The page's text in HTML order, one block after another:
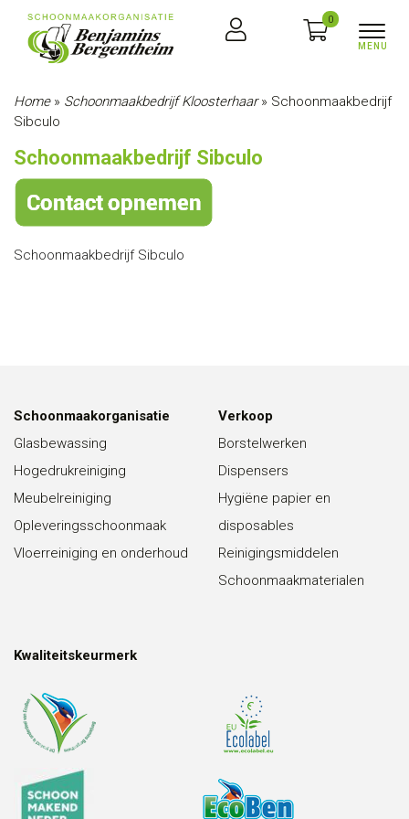
0
Home» Schoonmaakbedrijf Kloosterhaar» Schoonmaakbedrijf
Sibculo
Schoonmaakbedrijf Sibculo
Schoonmaakbedrijf Sibculo
Schoonmaakorganisatie
Glasbewassing
Hogedrukreiniging
Meubelreiniging
Opleveringsschoonmaak
Vloerreiniging en onderhoud
Verkoop
Borstelwerken
Dispensers
Hygiëne papier en
disposables
Reinigingsmiddelen
Schoonmaakmaterialen
Kwaliteitskeurmerk